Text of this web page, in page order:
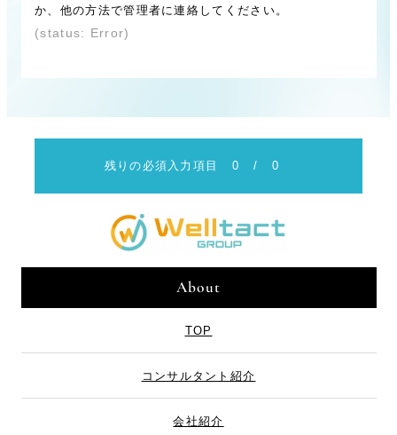
か、他の方法で管理者に連絡してください。
(status: Error)
残りの必須入力項目 0 / 0
About
TOP
コンサルタント紹介
会社紹介